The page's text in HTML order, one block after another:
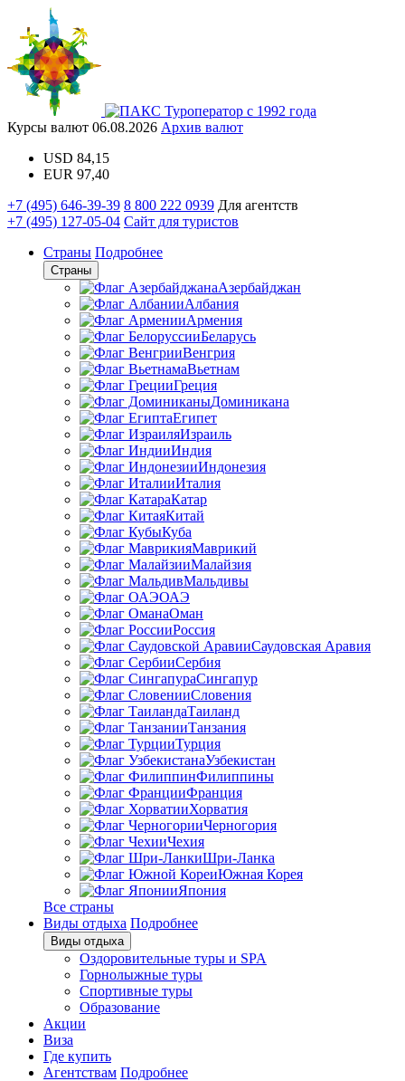
Туроператор с 1992 года
Курсы валют 06.08.2026 Архив валют
USD 84,15
EUR 97,40
+7 (495) 646-39-39 8 800 222 0939 Для агентств
+7 (495) 127-05-04 Сайт для туристов
Страны Подробнее
Страны
Азербайджан
Албания
Армения
Беларусь
Венгрия
Вьетнам
Греция
Доминикана
Египет
Израиль
Индия
Индонезия
Италия
Катар
Китай
Куба
Маврикий
Малайзия
Мальдивы
ОАЭ
Оман
Россия
Саудовская Аравия
Сербия
Сингапур
Словения
Таиланд
Танзания
Турция
Узбекистан
Филиппины
Франция
Хорватия
Черногория
Чехия
Шри-Ланка
Южная Корея
Япония
Все страны
Виды отдыха Подробнее
Виды отдыха
Оздоровительные туры и SPA
Горнолыжные туры
Спортивные туры
Образование
Акции
Виза
Где купить
Агентствам Подробнее